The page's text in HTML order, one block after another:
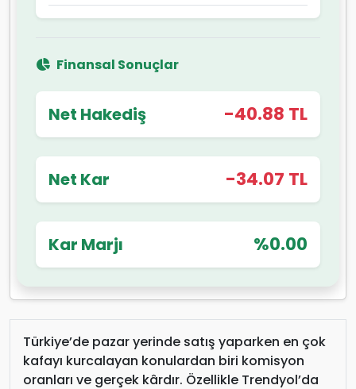
Finansal Sonuçlar
Net Hakediş -40.88 TL
Net Kar -34.07 TL
Kar Marjı %0.00
Türkiye’de pazar yerinde satış yaparken en çok
kafayı kurcalayan konulardan biri komisyon
oranları ve gerçek kârdır. Özellikle Trendyol’da